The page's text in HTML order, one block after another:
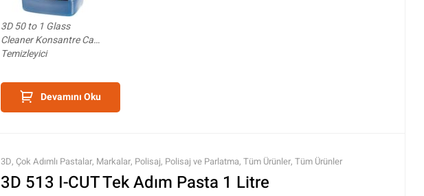
3D 50 to 1 Glass
Cleaner Konsantre Cam
Temizleyici
Devamını Oku
3D, Çok Adımlı Pastalar, Markalar, Polisaj, Polisaj ve Parlatma, Tüm Ürünler, Tüm Ürünler
3D 513 I-CUT Tek Adım Pasta 1 Litre